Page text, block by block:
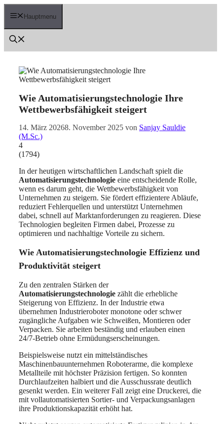
Zum
Inhalt Hauptmenu
Wie Automatisierungstechnologie Ihre
Wettbewerbsfähigkeit steigert
14. März 20268. November 2025 von Sanjay Sauldie
(M.Sc.)
4
(1794)
In der heutigen wirtschaftlichen Landschaft spielt die
Automatisierungstechnologie eine entscheidende Rolle,
wenn es darum geht, die Wettbewerbsfähigkeit von
Unternehmen zu steigern. Sie fördert effizientere Abläufe,
reduziert Fehlerquellen und unterstützt Unternehmen
dabei, schnell auf Marktanforderungen zu reagieren. Diese
Technologien begleiten Firmen dabei, Prozesse zu
optimieren und nachhaltige Vorteile zu sichern.
Wie Automatisierungstechnologie Effizienz und
Produktivität steigert
Zu den zentralen Stärken der
Automatisierungstechnologie zählt die erhebliche
Steigerung von Effizienz. In der Industrie etwa
übernehmen Industrieroboter monotone oder schwer
zugängliche Aufgaben wie Schweißen, Montieren oder
Verpacken. Sie arbeiten beständig und erlauben einen
24/7-Betrieb ohne Ermüdungserscheinungen.
Beispielsweise nutzt ein mittelständisches
Maschinenbauunternehmen Roboterarme, die komplexe
Metallteile mit höchster Präzision fertigen. So konnten
Durchlaufzeiten halbiert und die Ausschussrate deutlich
gesenkt werden. Ein weiterer Fall zeigt eine Druckerei, die
mit vollautomatisierten Sortier- und Verpackungsanlagen
ihre Produktionskapazität erhöht hat.